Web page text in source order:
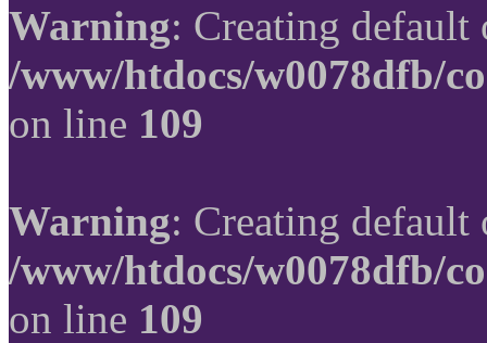
Warning: Creating
/www/htdocs/w0078dfb/
on line 109
Warning: Creating
/www/htdocs/w0078dfb/
on line 109